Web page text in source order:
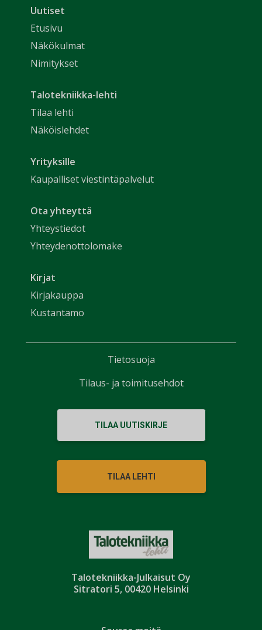
Talotekniikka-Julkaisut Oy
Sitratori 5, 00420 Helsinki
Uutiset
Etusivu
Näkökulmat
Nimitykset
Talotekniikka-lehti
Tilaa lehti
Näköislehdet
Yrityksille
Kaupalliset viestintäpalvelut
Ota yhteyttä
Yhteystiedot
Yhteydenottolomake
Kirjat
Kirjakauppa
Kustantamo
TILAA UUTISKIRJE
TILAA LEHTI
Tietosuoja
Tilaus- ja toimitusehdot